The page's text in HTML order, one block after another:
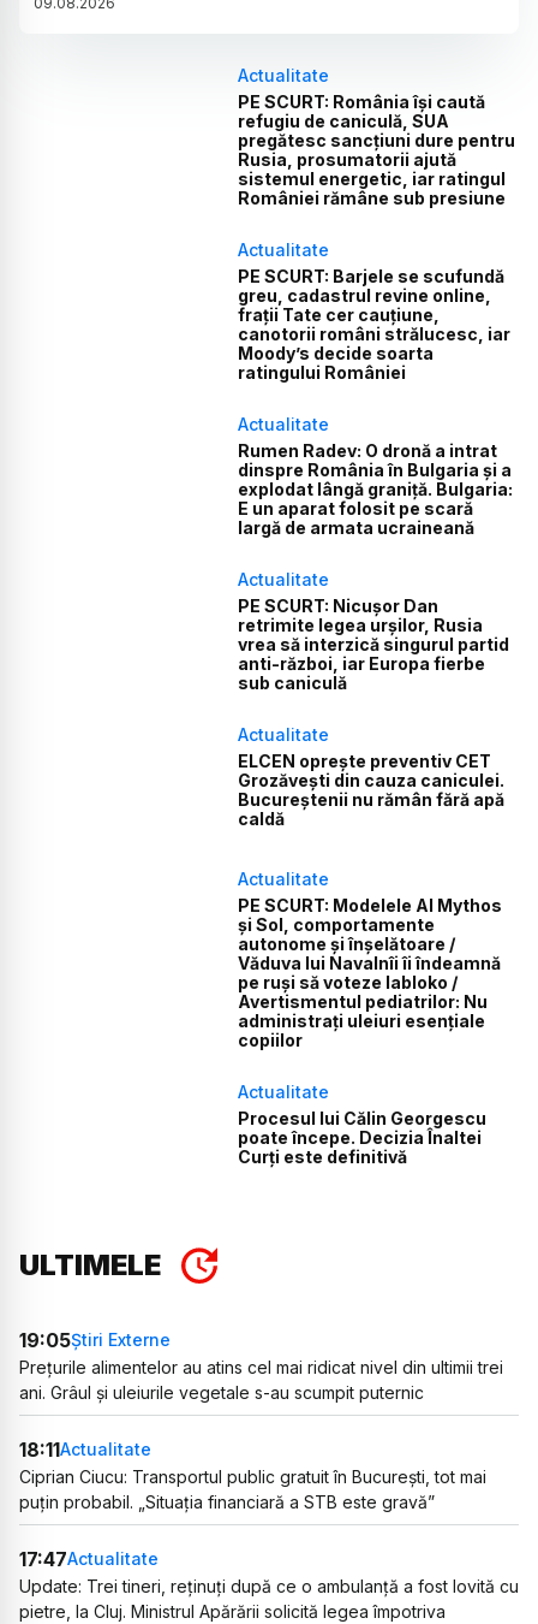
Actualitate
PE SCURT: România își caută
refugiu de caniculă, SUA
pregătesc sancțiuni dure pentru
Rusia, prosumatorii ajută
sistemul energetic, iar ratingul
României rămâne sub presiune
Actualitate
PE SCURT: Barjele se scufundă
greu, cadastrul revine online,
frații Tate cer cauțiune,
canotorii români strălucesc, iar
Moody’s decide soarta
ratingului României
Actualitate
Rumen Radev: O dronă a intrat
dinspre România în Bulgaria și a
explodat lângă graniță. Bulgaria:
E un aparat folosit pe scară
largă de armata ucraineană
Actualitate
PE SCURT: Nicușor Dan
retrimite legea urșilor, Rusia
vrea să interzică singurul partid
anti-război, iar Europa fierbe
sub caniculă
Actualitate
ELCEN oprește preventiv CET
Grozăvești din cauza caniculei.
Bucureștenii nu rămân fără apă
caldă
Actualitate
PE SCURT: Modelele AI Mythos
și Sol, comportamente
autonome și înșelătoare /
Văduva lui Navalnîi îi îndeamnă
pe ruși să voteze Iabloko /
Avertismentul pediatrilor: Nu
administrați uleiuri esențiale
copiilor
Actualitate
Procesul lui Călin Georgescu
poate începe. Decizia Înaltei
Curți este definitivă
ULTIMELE
19:05Știri Externe
Prețurile alimentelor au atins cel mai ridicat nivel din ultimii trei
ani. Grâul și uleiurile vegetale s-au scumpit puternic
18:11Actualitate
Ciprian Ciucu: Transportul public gratuit în București, tot mai
puțin probabil. „Situația financiară a STB este gravă”
17:47Actualitate
Update: Trei tineri, reținuți după ce o ambulanță a fost lovită cu
pietre, la Cluj. Ministrul Apărării solicită legea împotriva